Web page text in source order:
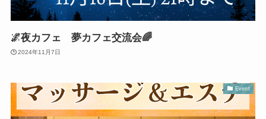
🌌夜カフェ 夢カフェ交流会🌈
2024年11月7日
Event